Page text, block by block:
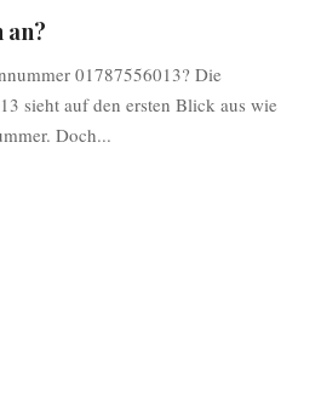
an?
01787556013? Die
sieht auf den ersten Blick aus wie
Doch...